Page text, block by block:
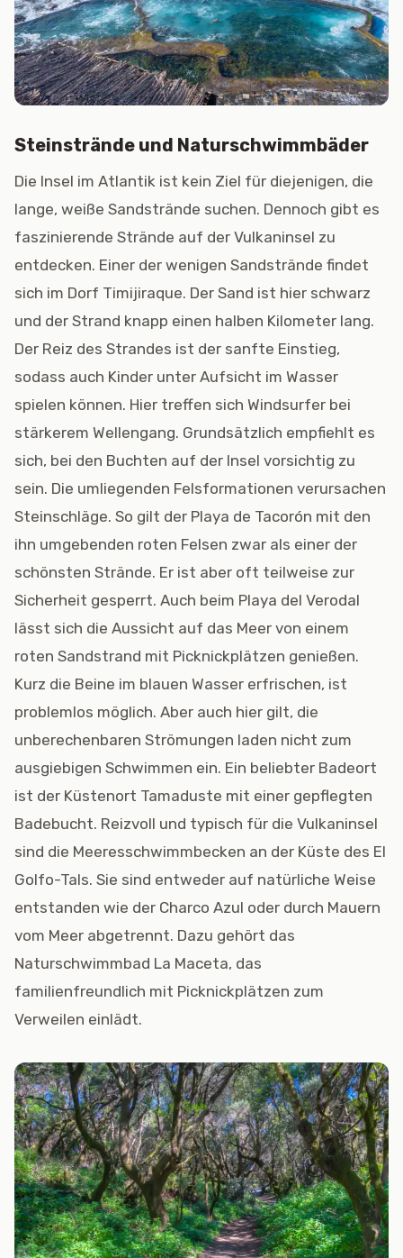
Steinstrände und Naturschwimmbäder
Die Insel im Atlantik ist kein Ziel für diejenigen, die
lange, weiße Sandstrände suchen. Dennoch gibt es
faszinierende Strände auf der Vulkaninsel zu
entdecken. Einer der wenigen Sandstrände findet
sich im Dorf Timijiraque. Der Sand ist hier schwarz
und der Strand knapp einen halben Kilometer lang.
Der Reiz des Strandes ist der sanfte Einstieg,
sodass auch Kinder unter Aufsicht im Wasser
spielen können. Hier treffen sich Windsurfer bei
stärkerem Wellengang. Grundsätzlich empfiehlt es
sich, bei den Buchten auf der Insel vorsichtig zu
sein. Die umliegenden Felsformationen verursachen
Steinschläge. So gilt der Playa de Tacorón mit den
ihn umgebenden roten Felsen zwar als einer der
schönsten Strände. Er ist aber oft teilweise zur
Sicherheit gesperrt. Auch beim Playa del Verodal
lässt sich die Aussicht auf das Meer von einem
roten Sandstrand mit Picknickplätzen genießen.
Kurz die Beine im blauen Wasser erfrischen, ist
problemlos möglich. Aber auch hier gilt, die
unberechenbaren Strömungen laden nicht zum
ausgiebigen Schwimmen ein. Ein beliebter Badeort
ist der Küstenort Tamaduste mit einer gepflegten
Badebucht. Reizvoll und typisch für die Vulkaninsel
sind die Meeresschwimmbecken an der Küste des El
Golfo-Tals. Sie sind entweder auf natürliche Weise
entstanden wie der Charco Azul oder durch Mauern
vom Meer abgetrennt. Dazu gehört das
Naturschwimmbad La Maceta, das
familienfreundlich mit Picknickplätzen zum
Verweilen einlädt.